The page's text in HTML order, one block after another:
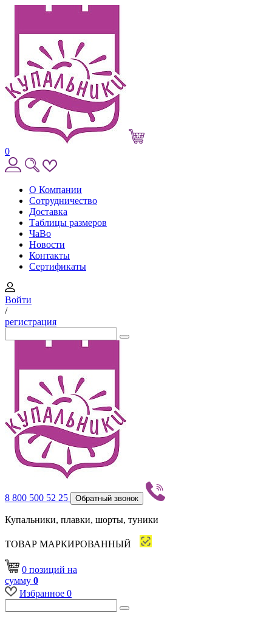
0
О Компании
Сотрудничество
Доставка
Таблицы размеров
ЧаВо
Новости
Контакты
Сертификаты
Войти
/
регистрация
8 800 500 52 25 Обратный звонок
Купальники, плавки, шорты, туники
ТОВАР МАРКИРОВАННЫЙ
0 позиций на
сумму 0
Избранное 0